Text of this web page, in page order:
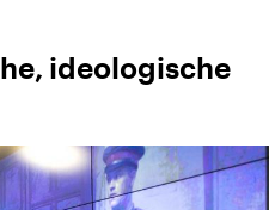
ideologische